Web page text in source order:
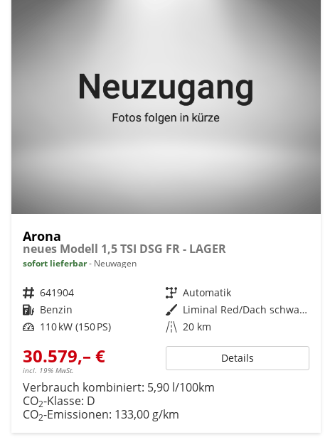
Arona
neues Modell 1,5 TSI DSG FR - LAGER
sofort lieferbar Neuwagen
Fahrzeugnr. 641904 Getriebe Automatik
Kraftstoff Benzin Außenfarbe
Liminal Red/Dach schwarz Metallic (S60E)
Leistung 110 kW (150 PS) Kilometerstand 20 km
30.579,– €
incl. 19% MwSt.
Details
Verbrauch kombiniert: 5,90 l/100km
CO2-Klasse: D
CO2-Emissionen: 133,00 g/km